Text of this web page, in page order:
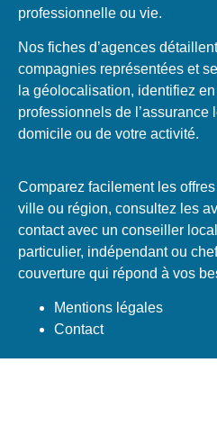
professionnelle ou vie.
Nos fiches d’agences
compagnies représentées et
la géolocalisation, identifiez
professionnels de l’assurance
domicile ou de votre activité.
Comparez facilement les
ville ou région, consultez les
contact avec un conseiller
particulier, indépendant ou
couverture qui répond à vos
Mentions légales
Contact